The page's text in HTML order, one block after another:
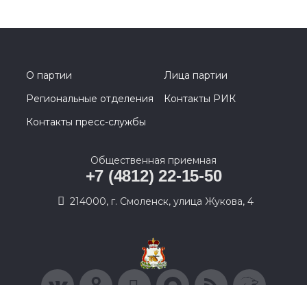
О партии
Лица партии
Региональные отделения
Контакты РИК
Контакты пресс-службы
Общественная приемная
+7 (4812) 22-15-50
214000, г. Смоленск, улица Жукова, 4